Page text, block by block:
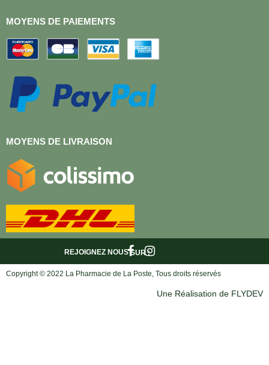
MOYENS DE PAIEMENTS
MOYENS DE LIVRAISON
SUR :
REJOIGNEZ NOUS
Copyright © 2022 La Pharmacie de La Poste, Tous droits réservés
Une Réalisation de FLYDEV